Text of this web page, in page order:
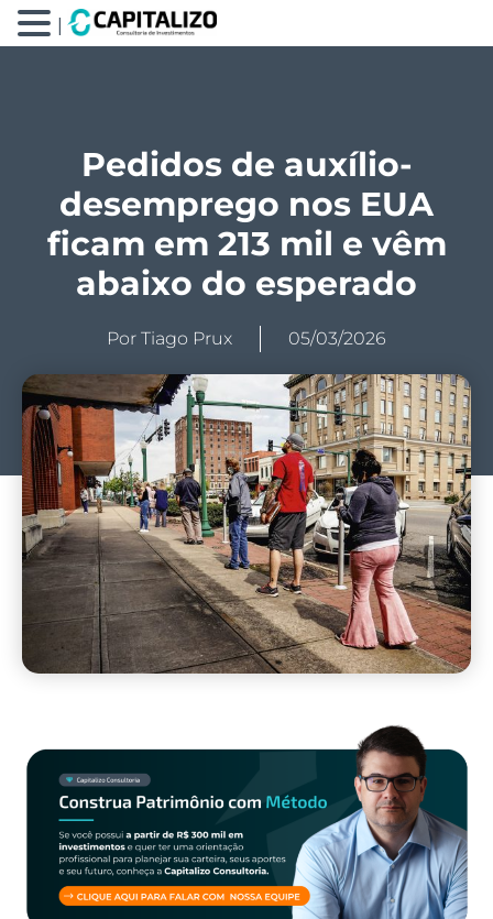
Pedidos de auxílio-
desemprego nos EUA
ficam em 213 mil e vêm
abaixo do esperado
Por Tiago Prux 05/03/2026